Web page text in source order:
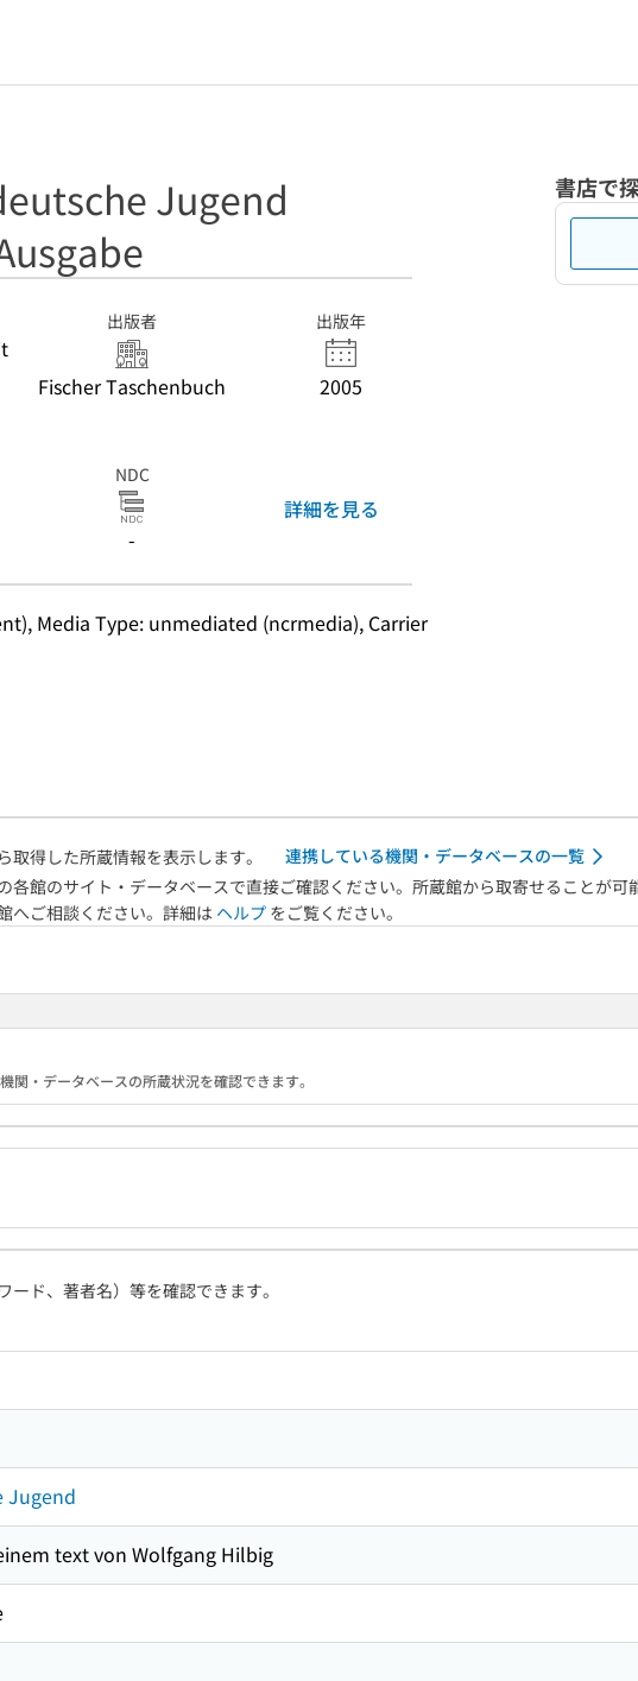
Jugend
出版者
Fischer Taschenbuch
出版年
2005
NDC
-
詳細を見る
Media Type: unmediated (ncrmedia), Carrier
書店で
得した所蔵情報を表示します。
連携している機関・データベースの一覧
館のサイト・データベースで直接ご確認ください。所蔵館から取寄せることが可
へご相談ください。詳細は ヘルプ をご覧ください。
・データベースの所蔵状況を確認できます。
ド、著者名）等を確認できます。
Jugend
text von Wolfgang Hilbig